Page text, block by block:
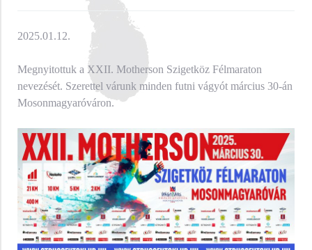
2025.01.12.
Megnyitottuk a XXII. Motherson Szigetköz Félmaraton
nevezését. Szerettel várunk minden futni vágyót március 30-án
Mosonmagyaróváron.